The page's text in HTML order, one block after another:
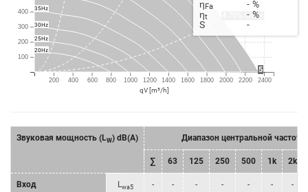
200 400 600 800 1000 1200 1400 1600 1800 2000 2200 2400
400
300
200
100
qV [m³/h]
20Hz
25Hz
30Hz
35Hz
70% ηmax
5
η Fa - %
ηt - %
S
-
Звуковая мощность (LW) dB(A) Диапазон центральной частоты
∑ 63 125 250 500 1k 2k
Bход Lwa5 - - - - - - -